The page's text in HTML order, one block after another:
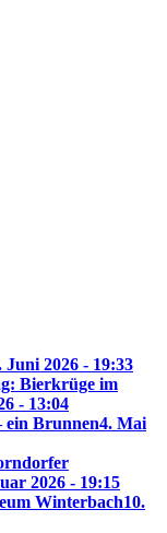
Juni 2026 - 19:33
Bierkrüge im
- 13:04
ein Brunnen4. Mai
2026 - 19:15
Winterbach10.